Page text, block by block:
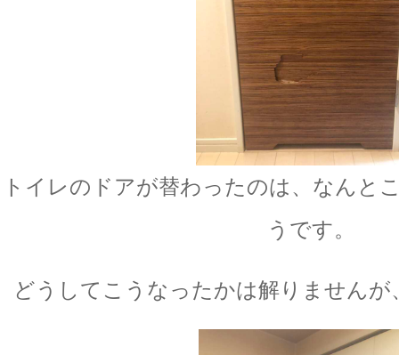
トイレのドアが替わったのは、なん
うです。
どうしてこうなったかは解りません